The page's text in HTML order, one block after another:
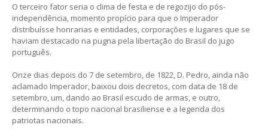
O terceiro fator seria o clima de festa e de regozijo do pós-
independência, momento propício para que o Imperador
distribuísse honrarias e entidades, corporações e lugares que se
haviam destacado na pugna pela libertação do Brasil do jugo
português.
Onze dias depois do 7 de setembro, de 1822, D. Pedro, ainda não
aclamado Imperador, baixou dois decretos, com data de 18 de
setembro, um, dando ao Brasil escudo de armas, e outro,
determinando o topo nacional brasiliense e a legenda dos
patriotas nacionais.